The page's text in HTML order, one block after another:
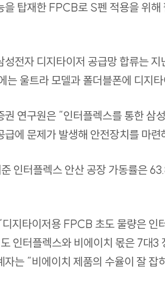
을 탑재한 FPCB로 S펜 적용을 위해
성전자 디지타이저 공급망 합류는 지
는 울트라 모델과 폴더블폰에 디지
권 연구원은 “인터플렉스를 통한 삼
급에 문제가 발생해 안전장치를 마련
인터플렉스 안산 공장 가동률은
디지타이저용 FPCB 초도 물량은 인
인터플렉스와 비에이치 몫은 7대3
자는 “비에이치 제품의 수율이 잘 잡